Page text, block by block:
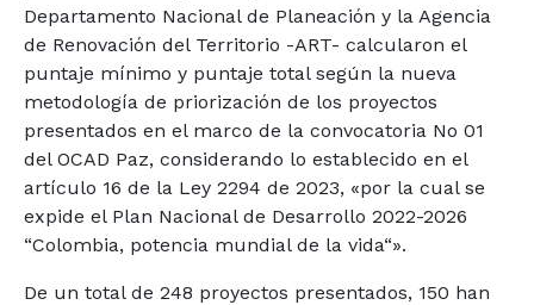
Departamento Nacional de Planeación y la Agencia
de Renovación del Territorio -ART- calcularon el
puntaje mínimo y puntaje total según la nueva
metodología de priorización de los proyectos
presentados en el marco de la convocatoria No 01
del OCAD Paz, considerando lo establecido en el
artículo 16 de la Ley 2294 de 2023, «por la cual se
expide el Plan Nacional de Desarrollo 2022-2026
“Colombia, potencia mundial de la vida“».
De un total de 248 proyectos presentados, 150 han